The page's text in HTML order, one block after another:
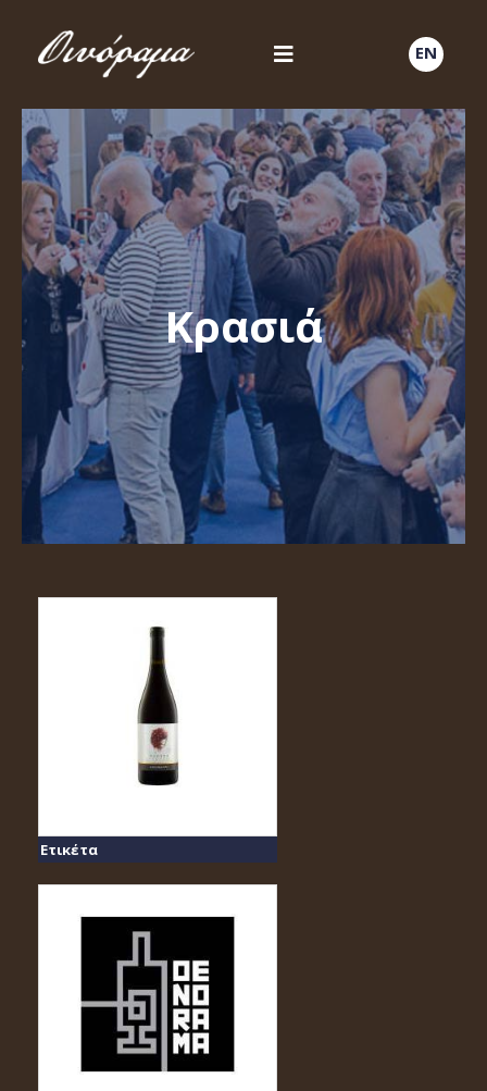
EN
Κρασιά
Ετικέτα